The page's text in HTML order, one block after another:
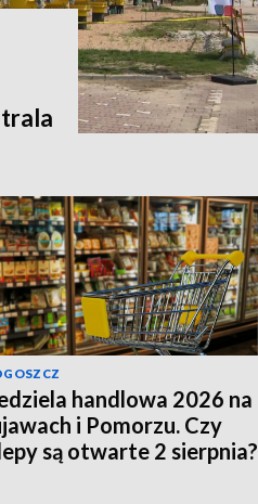
handlowa 2026 na
i Pomorzu. Czy
są otwarte 2 sierpnia?